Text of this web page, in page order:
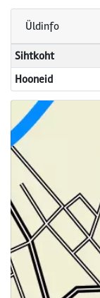
Üldinfo
Sihtkoht
Hooneid